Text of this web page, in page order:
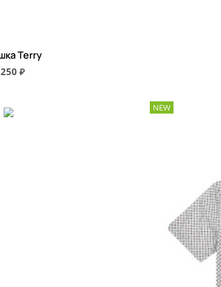
Terry
₽
NEW